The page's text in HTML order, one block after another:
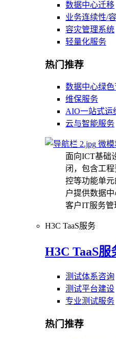
数据中心迁移
业务连续性/
容灾管理系统
轻量化服务
热门推荐
数据中心绿
维保服务
AIO一站式运
云与智能服务
微
面向ICT基础
闭，包含工
控等功能单
户提供数据
客户IT服务管
H3C TaaS服务
H3C TaaS服
测试体系咨询
测试平台建设
专业测试服务
热门推荐